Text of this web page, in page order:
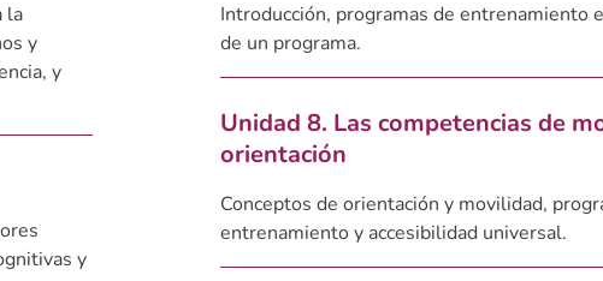
la
y
y
y
Introducción, programas de entrenamiento
de un programa.
Unidad 8. Las competencias de
orientación
Conceptos de orientación y movilidad,
entrenamiento y accesibilidad universal.